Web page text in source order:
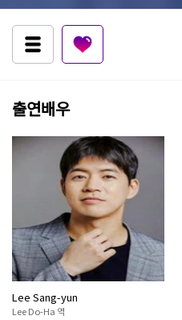
출연배우
Lee Sang-yun
Lee Do-Ha 역